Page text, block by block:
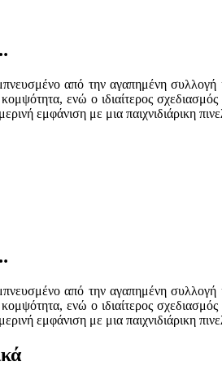
από την αγαπημένη συλλογή
ενώ ο ιδιαίτερος
εμφάνιση με μια παιχνιδιάρικη
από την αγαπημένη συλλογή
ενώ ο ιδιαίτερος
εμφάνιση με μια παιχνιδιάρικη